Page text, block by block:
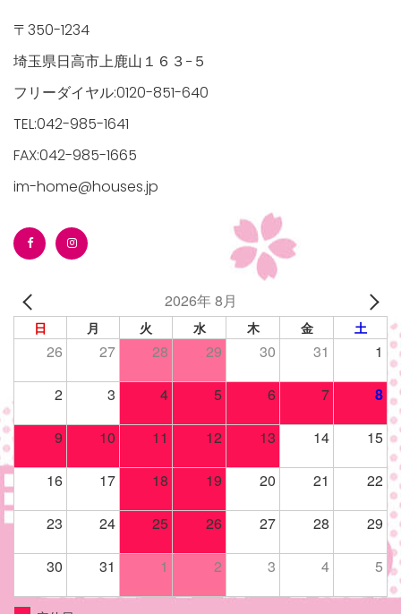
〒350-1234
埼玉県日高市上鹿山１６３−５
フリーダイヤル:0120-851-640
TEL:042-985-1641
FAX:042-985-1665
im-home@houses.jp
2026年 8月
日 月 火 水 木 金 土
26 27 28 29 30 31 1
2 3 4 5 6 7 8
9 10 11 12 13 14 15
16 17 18 19 20 21 22
23 24 25 26 27 28 29
30 31 1 2 3 4 5